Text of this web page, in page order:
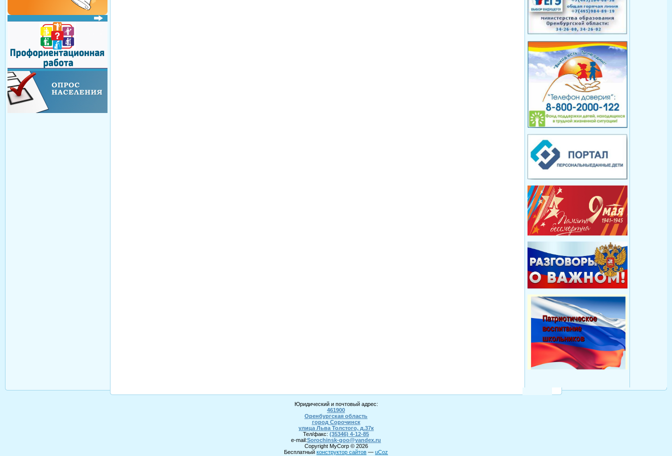
Юридический и почтовый адрес:
461900
Оренбургская область
город Сорочинск
улица Льва Толстого, д.37к
Тел/факс: (35346) 4-12-85
e-mail:Sorochinsk-goo@yandex.ru
Copyright MyCorp © 2026
Бесплатный конструктор сайтов — uCoz